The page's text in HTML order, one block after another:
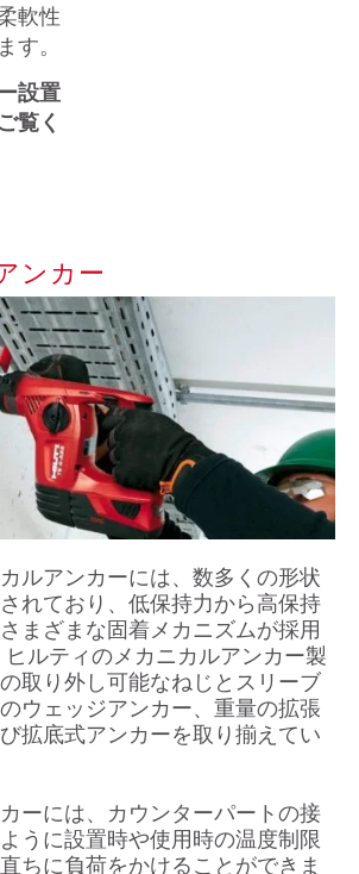
軟性
す。
設置
覧く
ンカー
ルアンカーには、数多くの形状
れており、低保持力から高保持
まざまな固着メカニズムが採用
ルティのメカニカルアンカー製
取り外し可能なねじとスリーブ
ウェッジアンカー、重量の拡張
拡底式アンカーを取り揃えてい
ーには、カウンターパートの接
うに設置時や使用時の温度制限
ちに負荷をかけることができま